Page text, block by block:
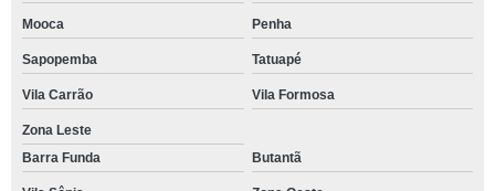
Mooca Penha
Sapopemba Tatuapé
Vila Carrão Vila Formosa
Zona Leste
Barra Funda
Butantã